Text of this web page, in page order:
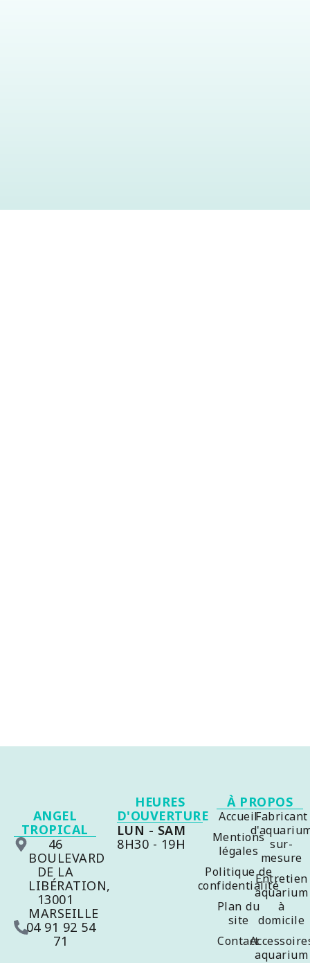
ANGEL
TROPICAL
46
BOULEVARD
DE LA
LIBÉRATION,
13001
MARSEILLE
04 91 92 54
71
HEURES
D'OUVERTURE
LUN - SAM
8H30 - 19H
À PROPOS
Accueil
Mentions
légales
Politique de
confidentialité
Plan du
site
Contact
Fabricant
sur-
mesure
Entretien
aquarium
à
domicile
aquarium